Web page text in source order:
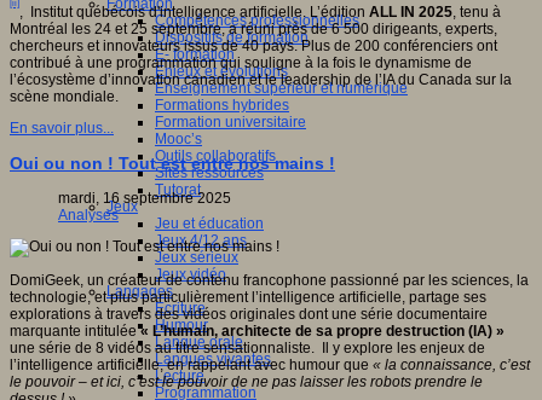
Formation
Compétences professionnelles
Dispositifs de formation
E- formation
Enjeux et évolutions
Enseignement supérieur et numérique
Formations hybrides
Formation universitaire
Mooc’s
Outils collaboratifs
Sites ressources
Tutorat
Jeux
Jeu et éducation
Jeux 4/12 ans
Jeux sérieux
Jeux vidéo
Langages
Ecriture
Humour
Langue orale
Langues vivantes
Lecture
Programmation
, Institut québécois d'intelligence artificielle. L’édition ALL IN 2025, tenu à
Montréal les 24 et 25 septembre, a réuni près de 6 500 dirigeants, experts,
chercheurs et innovateurs issus de 40 pays. Plus de 200 conférenciers ont
contribué à une programmation qui souligne à la fois le dynamisme de
l’écosystème d’innovation canadien et le leadership de l’IA du Canada sur la
scène mondiale.
En savoir plus...
Oui ou non ! Tout est entre nos mains !
mardi, 16 septembre 2025
Analyses
DomiGeek, un créateur de contenu francophone passionné par les sciences, la
technologie, et plus particulièrement l’intelligence artificielle, partage ses
explorations à travers des vidéos originales dont une série documentaire
marquante intitulée« L’humain, architecte de sa propre destruction (IA) »
une série de 8 vidéos au titre sensationnaliste. Il y explore les enjeux de
l’intelligence artificielle, en rappelant avec humour que « la connaissance, c’est
le pouvoir – et ici, c’est le pouvoir de ne pas laisser les robots prendre le